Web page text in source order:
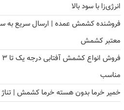
انرژی‌زا با سود بالا
فروشنده کشمش عمده | ارسال سریع به
معتبر کشمش
مناسب
خمیر خرما بدون هسته خرما کشمش |